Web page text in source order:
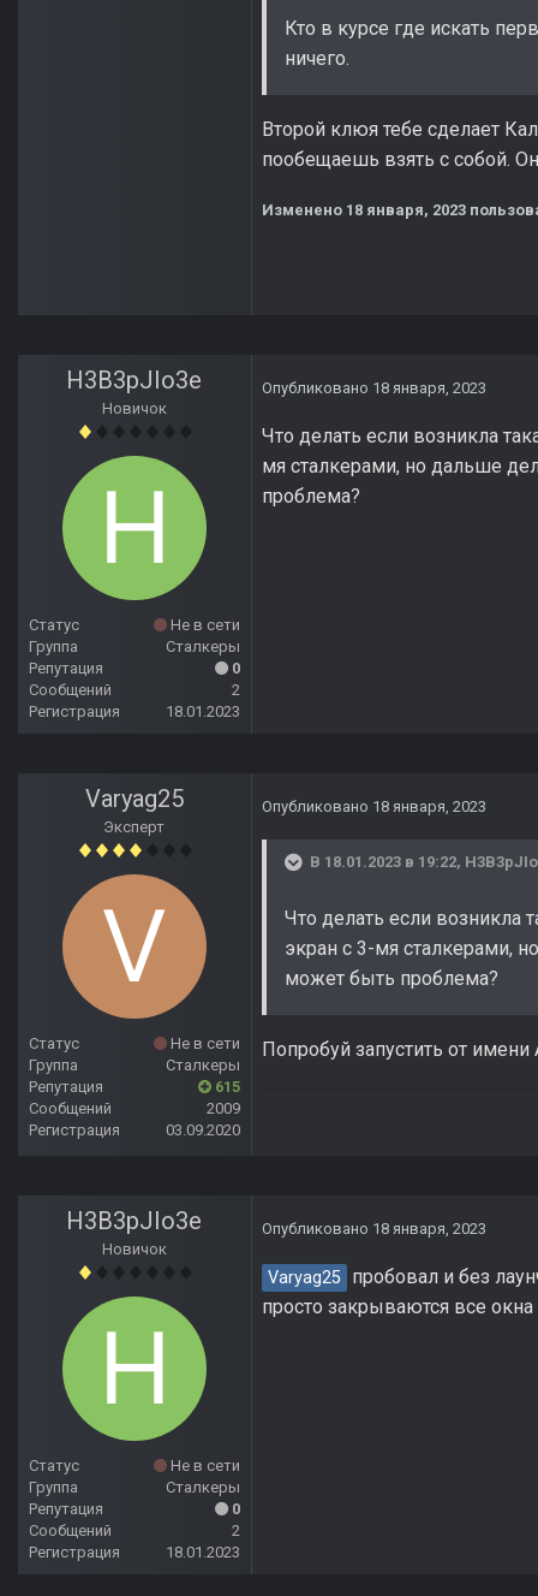
Кто в курсе где искать
ничего.
Второй клюя тебе сделает
пообещаешь взять с собой.
Изменено 18 января, 2023
H3B3pJIo3e
Новичок
Статус
Не в сети
Группа
Сталкеры
Репутация
0
Сообщений
2
Регистрация
18.01.2023
Опубликовано 18 января, 2023
Что делать если возникла
мя сталкерами, но дальше
проблема?
Varyag25
Эксперт
Статус
Не в сети
Группа
Сталкеры
Репутация
615
Сообщений
2009
Регистрация
03.09.2020
Опубликовано 18 января, 2023
В 18.01.2023 в 19:22,
Что делать если возникла
экран с 3-мя сталкерами,
может быть проблема?
Попробуй запустить от
H3B3pJIo3e
Новичок
Статус
Не в сети
Группа
Сталкеры
Репутация
0
Сообщений
2
Регистрация
18.01.2023
Опубликовано 18 января, 2023
Varyag25 пробовал и без
просто закрываются все